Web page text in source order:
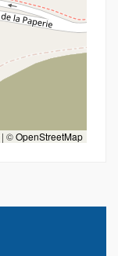
| ©OpenStreetMap